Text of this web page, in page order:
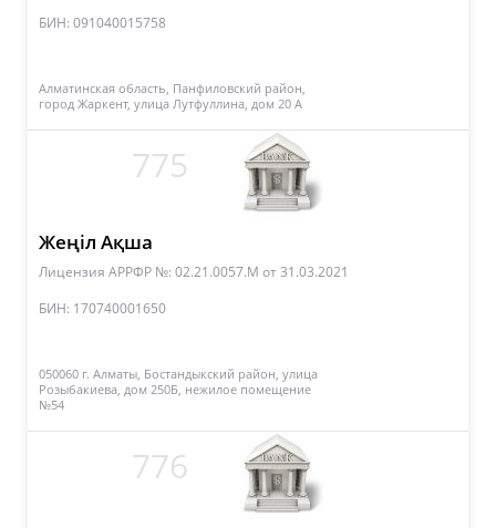
БИН: 091040015758
Алматинская область, Панфиловский район,
город Жаркент, улица Лутфуллина, дом 20 А
775
Жеңіл Ақша
Лицензия АРРФР №: 02.21.0057.М от 31.03.2021
БИН: 170740001650
050060 г. Алматы, Бостандыкский район, улица
Розыбакиева, дом 250Б, нежилое помещение
№54
776